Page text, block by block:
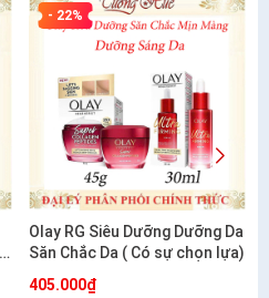
- 22%
Olay RG Siêu Dưỡng Dưỡng Da
Săn Chắc Da ( Có sự chọn lựa)
405.000₫